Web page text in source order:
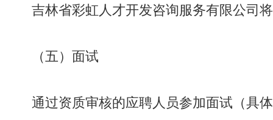
吉林省彩虹人才开发咨询服务有限公司
（五）面试
通过资质审核的应聘人员参加面试（具